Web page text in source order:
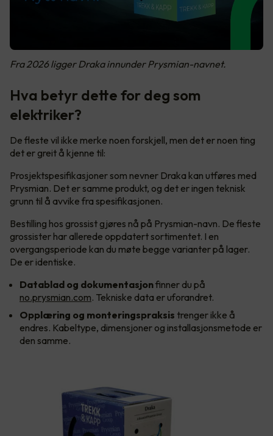
Fra 2026 ligger Draka innunder Prysmian-navnet.
Hva betyr dette for deg som
elektriker?
De fleste vil ikke merke noen forskjell, men det er noen ting
det er greit å kjenne til:
Prosjektspesifikasjoner som nevner Draka kan utføres med
Prysmian. Det er samme produkt, og det er ingen teknisk
grunn til å avvike fra spesifikasjonen.
Bestilling hos grossist gjøres nå på Prysmian-navn. De fleste
grossister har allerede oppdatert sortimentet. I en
overgangsperiode kan du møte begge varianter på lager.
De er identiske.
Datablad og dokumentasjonfinner du på
no.prysmian.com. Tekniske data er uforandret.
Opplæring og monteringspraksis trenger ikke å
endres. Kabeltype, dimensjoner og installasjonsmetode er
den samme.